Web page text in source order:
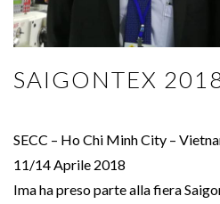
SAIGONTEX
SECC – Ho Chi Minh City –
11/14 Aprile 2018
Ima ha preso parte alla fiera